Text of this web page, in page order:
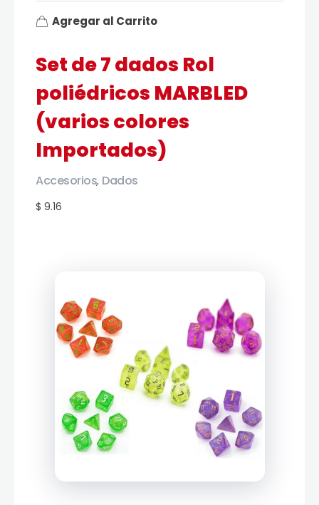
Set de 7 dados Rol
poliédricos MARBLED
(varios colores
Importados)
$ 9.16
Accesorios, Dados
Agregar al Carrito